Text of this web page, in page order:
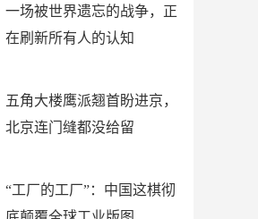
一场被世界遗忘的战争，正
在刷新所有人的认知
五角大楼鹰派翘首盼进京，
北京连门缝都没给留
“工厂的工厂”：中国这棋彻